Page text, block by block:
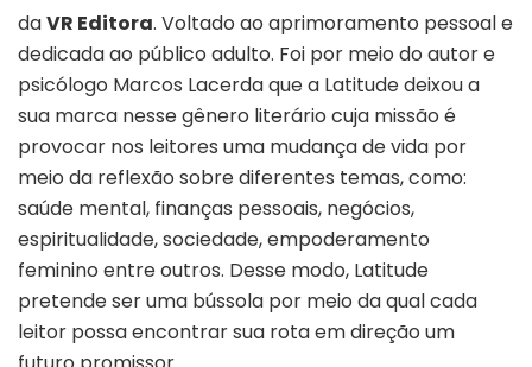
daVR Editora. Voltado ao aprimoramento pessoal e
dedicada ao público adulto. Foi por meio do autor e
psicólogo Marcos Lacerda que a Latitude deixou a
sua marca nesse gênero literário cuja missão é
provocar nos leitores uma mudança de vida por
meio da reflexão sobre diferentes temas, como:
saúde mental, finanças pessoais, negócios,
espiritualidade, sociedade, empoderamento
feminino entre outros. Desse modo, Latitude
pretende ser uma bússola por meio da qual cada
leitor possa encontrar sua rota em direção um